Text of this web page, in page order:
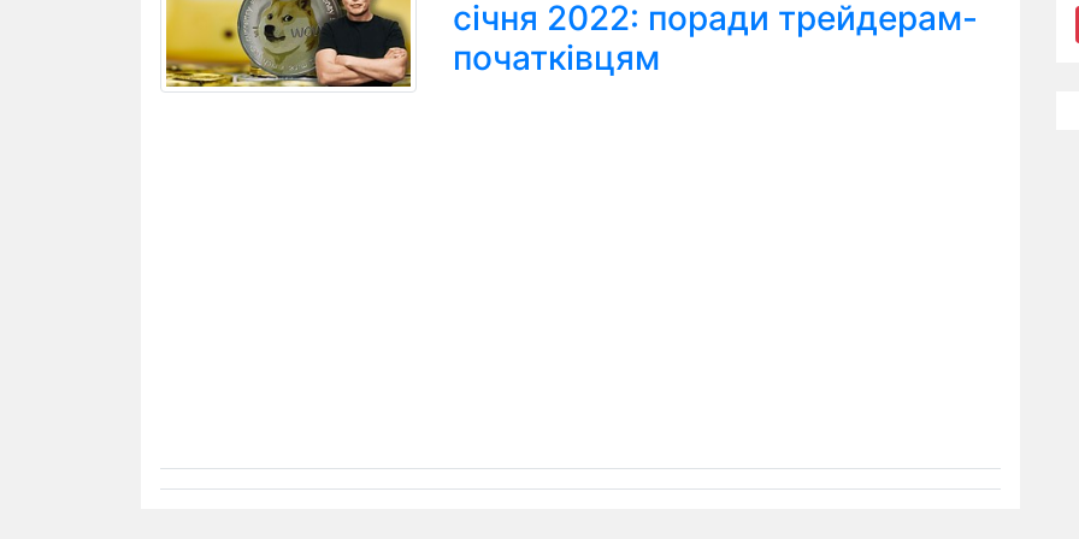
січня 2022: поради трейдерам-
початківцям